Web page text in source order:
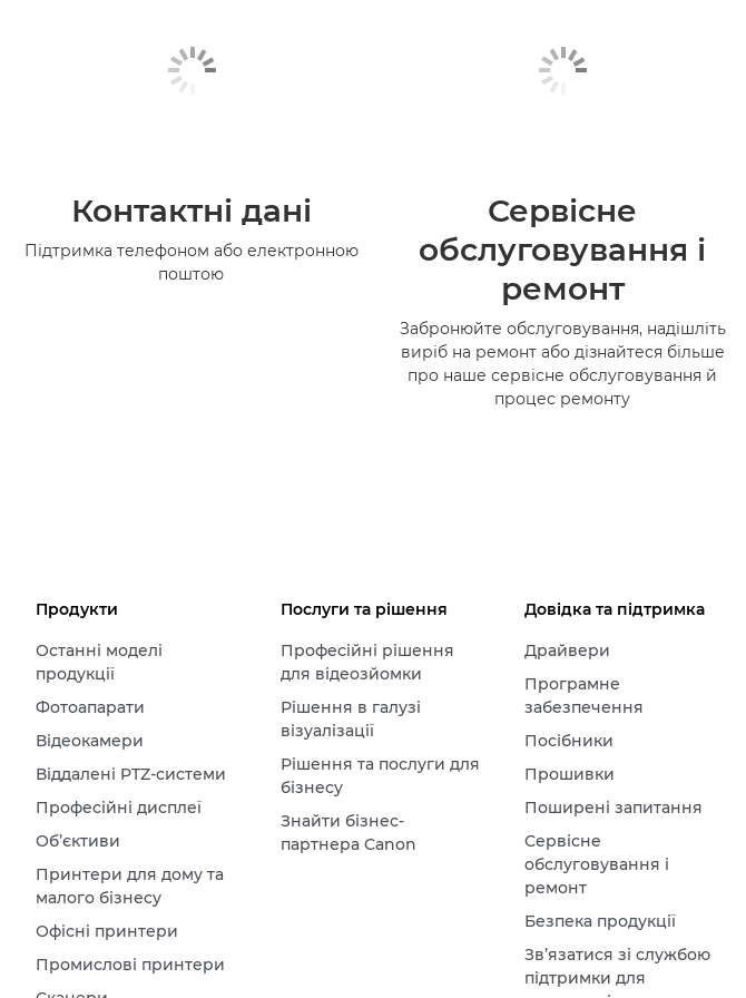
Контактні дані
Підтримка телефоном або електронною
поштою
Сервісне
обслуговування і
ремонт
Забронюйте обслуговування, надішліть
виріб на ремонт або дізнайтеся більше
про наше сервісне обслуговування й
процес ремонту
Продукти
Останні моделі
продукції
Фотоапарати
Відеокамери
Віддалені PTZ-системи
Професійні дисплеї
Об’єктиви
Принтери для дому та
малого бізнесу
Офісні принтери
Промислові принтери
Послуги та рішення
Професійні рішення
для відеозйомки
Рішення в галузі
візуалізації
Рішення та послуги для
бізнесу
Знайти бізнес-
партнера Canon
Довідка та підтримка
Драйвери
Програмне
забезпечення
Посібники
Прошивки
Поширені запитання
Сервісне
обслуговування і
ремонт
Безпека продукції
Зв’язатися зі службою
підтримки для